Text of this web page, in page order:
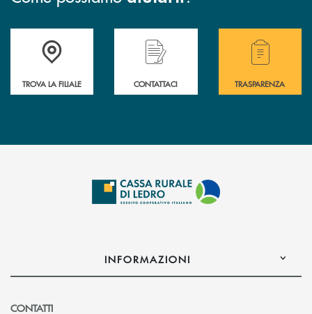
Accedi all' elenco completo delle filiali .
TROVA LA FILIALE
Hai bisogno di assistenza immediata?
CONTATTACI
Hai bisogno di
TRASPARENZA
INFORMAZIONI
CONTATTI